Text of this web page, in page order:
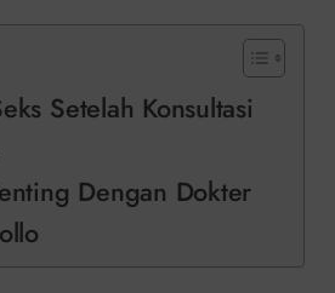
Setelah Konsultasi
Dengan Dokter